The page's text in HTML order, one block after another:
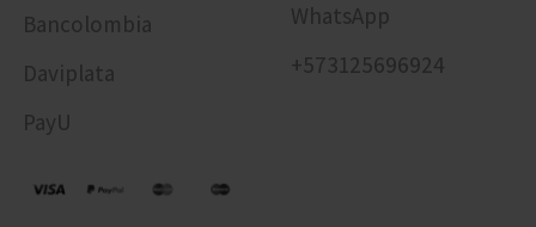
Bancolombia
Daviplata
PayU
WhatsApp
+573125696924​